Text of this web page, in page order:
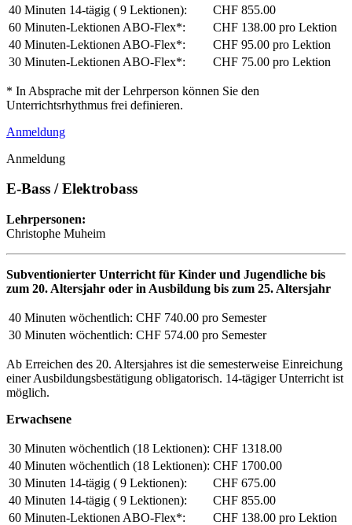
40 Minuten 14-tägig ( 9 Lektionen):
CHF 855.00
60 Minuten-Lektionen ABO-Flex*:
CHF 138.00 pro Lektion
40 Minuten-Lektionen ABO-Flex*:
CHF 95.00 pro Lektion
30 Minuten-Lektionen ABO-Flex*:
CHF 75.00 pro Lektion
* In Absprache mit der Lehrperson können Sie den
Unterrichtsrhythmus frei definieren.
Anmeldung
Anmeldung
E-Bass / Elektrobass
Lehrpersonen:
Christophe Muheim
Subventionierter Unterricht für Kinder und Jugendliche bis
zum 20. Altersjahr oder in Ausbildung bis zum 25. Altersjahr
40 Minuten wöchentlich: CHF 740.00 pro Semester
30 Minuten wöchentlich: CHF 574.00 pro Semester
Ab Erreichen des 20. Altersjahres ist die semesterweise Einreichung
einer Ausbildungsbestätigung obligatorisch. 14-tägiger Unterricht ist
möglich.
Erwachsene
30 Minuten wöchentlich (18 Lektionen): CHF 1318.00
40 Minuten wöchentlich (18 Lektionen): CHF 1700.00
30 Minuten 14-tägig ( 9 Lektionen):
CHF 675.00
40 Minuten 14-tägig ( 9 Lektionen):
CHF 855.00
60 Minuten-Lektionen ABO-Flex*:
CHF 138.00 pro Lektion